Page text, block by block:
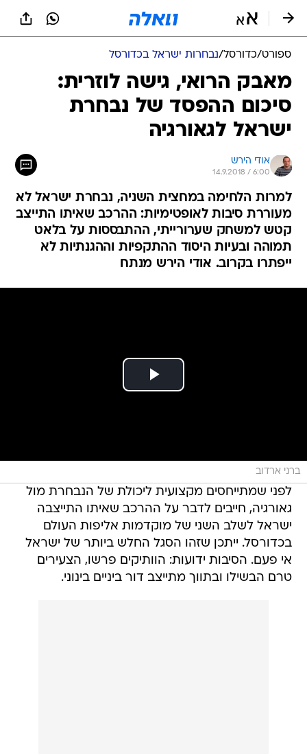
ספורט/כדורסל/נבחרות ישראל בכדורסל
מאבק הרואי, גישה לוזרית:
סיכום ההפסד של נבחרת
ישראל לגאורגיה
אודי הירש
14.9.2018 / 6:00
למרות הלחימה במחצית השניה, נבחרת ישראל לא
מעוררת סיבות לאופטימיות: ההרכב שאיתו התייצב
קטש למשחק שערורייתי, ההתבססות על בלאט
תמוהה ובעיות היסוד ההתקפיות וההגנתיות לא
ייפתרו בקרוב. אודי הירש מנתח
ברני ארדוב
לפני שמתייחסים מקצועית ליכולת של הנבחרת מול
גאורגיה, חייבים לדבר על ההרכב שאיתו התייצבה
ישראל לשלב השני של מוקדמות אליפות העולם
בכדורסל. ייתכן שזהו הסגל החלש ביותר של ישראל
אי פעם. הסיבות ידועות: הוותיקים פרשו, הצעירים
טרם הבשילו ובתווך מתייצב דור ביניים בינוני.